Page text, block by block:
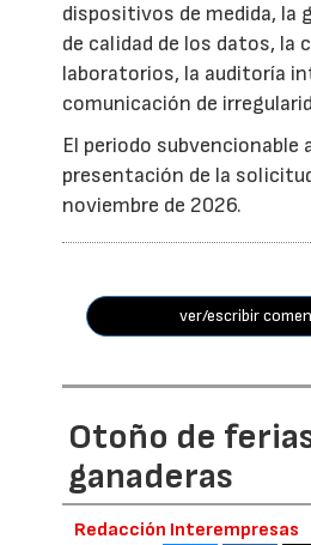
dispositivos de medida, la
de calidad de los datos, la
laboratorios, la auditoría
comunicación de
El periodo subvencionable
presentación de la
noviembre de 2026.
ver/escribir
Otoño de
ganaderas
Redacción Interempresas